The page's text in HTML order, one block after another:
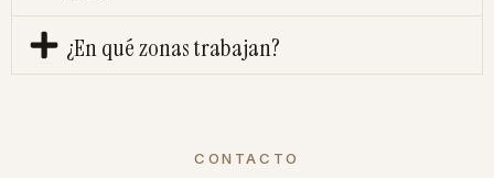
¿En qué zonas trabajan?
CONTACTO